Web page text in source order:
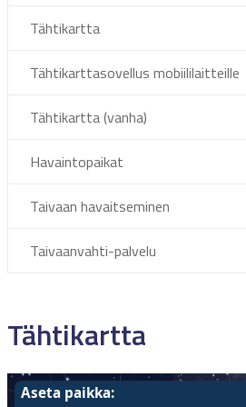
Tähtikartta
Tähtikarttasovellus mobiililaitteille
Tähtikartta (vanha)
Havaintopaikat
Taivaan havaitseminen
Taivaanvahti-palvelu
Tähtikartta